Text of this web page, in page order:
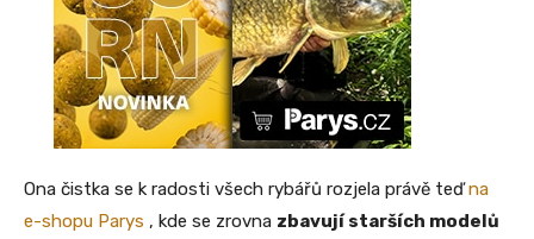
Ona čistka se k radosti všech rybářů rozjela právě teďna
e-shopu Parys , kde se zrovna zbavují starších modelů